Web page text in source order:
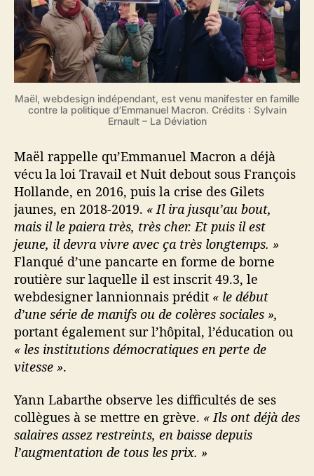
Maël, webdesign indépendant, est venu manifester en famille
contre la politique d’Emmanuel Macron. Crédits : Sylvain
Ernault – La Déviation
Maël rappelle qu’Emmanuel Macron a déjà
vécu la loi Travail et Nuit debout sous François
Hollande, en 2016, puis la crise des Gilets
jaunes, en 2018-2019. « Il ira jusqu’au bout,
mais il le paiera très, très cher. Et puis il est
jeune, il devra vivre avec ça très longtemps. »
Flanqué d’une pancarte en forme de borne
routière sur laquelle il est inscrit 49.3, le
webdesigner lannionnais prédit « le début
d’une série de manifs ou de colères sociales »,
portant également sur l’hôpital, l’éducation ou
« les institutions démocratiques en perte de
vitesse ».
Yann Labarthe observe les difficultés de ses
collègues à se mettre en grève. « Ils ont déjà des
salaires assez restreints, en baisse depuis
l’augmentation de tous les prix. »